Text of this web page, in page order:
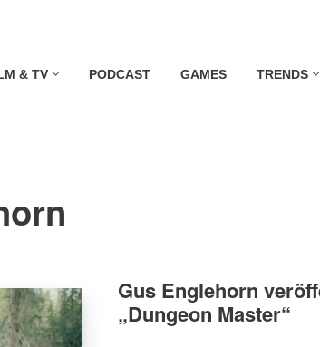
& TV PODCAST GAMES TRENDS
Gus Englehorn
„Dungeon Master“